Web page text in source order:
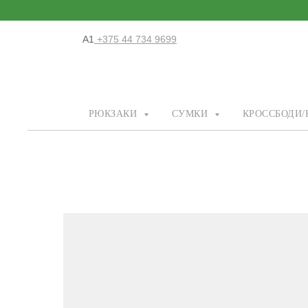
А1 +375 44 734 9699
РЮКЗАКИ СУМКИ